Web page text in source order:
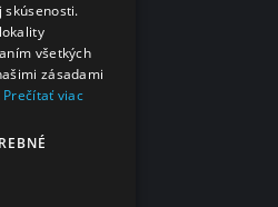
skúsenosti.
všetkých
zásadami
Prečítať viac